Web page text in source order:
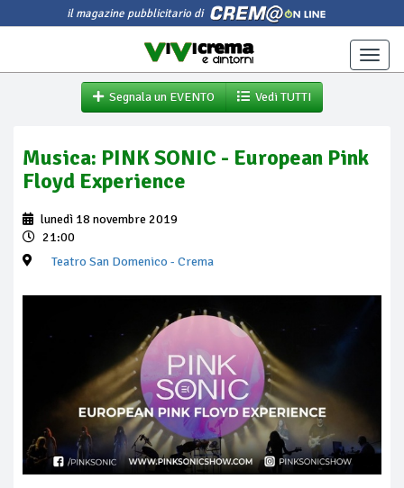
il magazine pubblicitario di
Toggle
Segnala un EVENTO
Vedi TUTTI
Musica: PINK SONIC - European Pink
Floyd Experience
lunedì 18 novembre 2019
21:00
Teatro San Domenico - Crema